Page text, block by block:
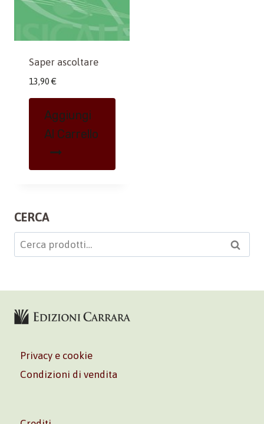
Saper ascoltare
13,90 €
Aggiungi
Al Carrello
CERCA
Cerca: Cerca
Privacy e cookie
Condizioni di vendita